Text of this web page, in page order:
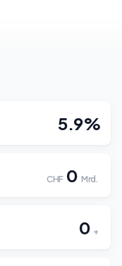
5.9%
CHF 0 Mrd.
0 +